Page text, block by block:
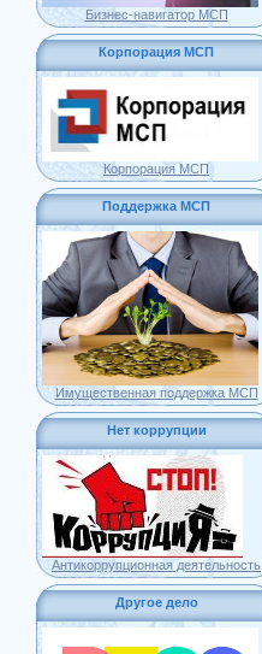
Бизнес-навигатор МСП
Корпорация МСП
Корпорация МСП
Поддержка МСП
Имущественная поддержка МСП
Нет коррупции
Антикоррупционная деятельность
Другое дело